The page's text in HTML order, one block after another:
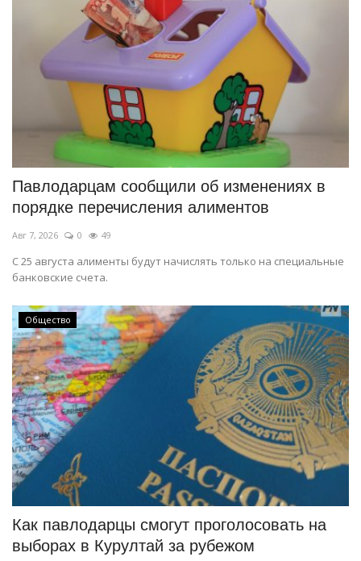
Павлодарцам сообщили об изменениях в
порядке перечисления алиментов
Авг 7, 2026 0 49
С 25 августа алименты будут начислять только на специальные
банковские счета.
Общество
Как павлодарцы смогут проголосовать на
выборах в Курултай за рубежом